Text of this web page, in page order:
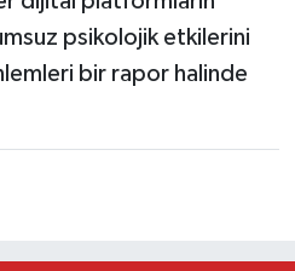
psikolojik etkilerini
bir rapor halinde